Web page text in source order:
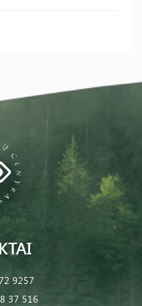
9257
37 516